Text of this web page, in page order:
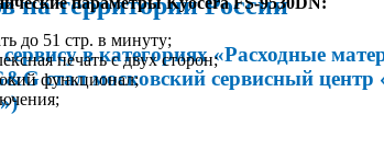
в категориях «Расходные
стал московский сервисный
до 51 стр. в минуту;
печать с двух сторон;
функционал;